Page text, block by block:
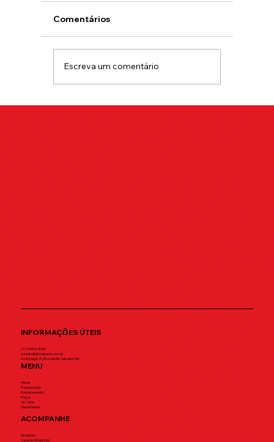
Comentários
Escreva um comentário
INFORMAÇÕES ÚTEIS
(71) 99916-8660
contato@atiradouros.com.br
Av Iemanjá, 74, Boca do Rio, Salvador-BA
MENU
Home
Programação
Funcionamento
Preços
25+ anos
Depoimentos
ACOMPANHE
Instagram
Canal do WhatsApp